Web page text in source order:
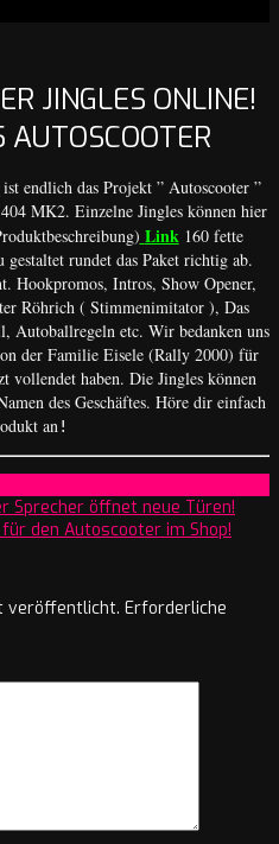
JINGLES ONLINE!
endlich das Projekt ” Autoscooter ”
MK2. Einzelne Jingles können hier
Link160 fette
rundet das Paket richtig ab.
Hookpromos, Intros, Show Opener,
Röhrich ( Stimmenimitator ), Das
Autoballregeln etc. Wir bedanken uns
der Familie Eisele (Rally 2000) für
vollendet haben. Die Jingles können
des Geschäftes. Höre dir einfach
an!
Sprecher öffnet neue Türen!
den Autoscooter im Shop!
veröffentlicht. Erforderliche